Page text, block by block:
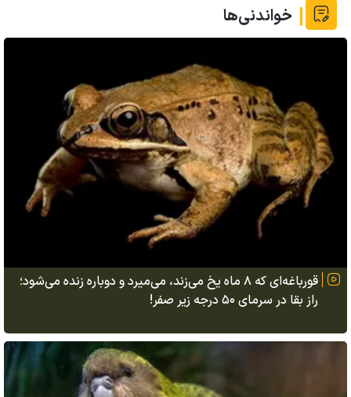
خواندنی‌ها
قورباغه‌ای که ۸ ماه یخ می‌زند، می‌میرد و دوباره زنده می‌شود؛
راز بقا در سرمای ۵۰ درجه زیر صفر!